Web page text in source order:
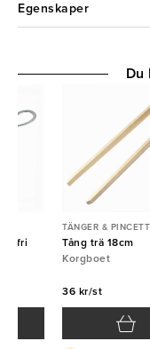
Egenskaper
TÄNGER &
Tång trä 18cm
Korgboet
36 kr/st
Du